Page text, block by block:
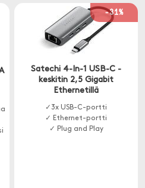
-31%
Satechi 4-In-1 USB-C -
keskitin 2,5 Gigabit
Ethernetillä
✓3x USB-C-portti
✓ Ethernet-portti
✓ Plug and Play